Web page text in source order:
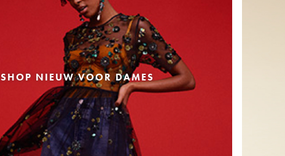
SHOP NIEUW VOOR DAMES